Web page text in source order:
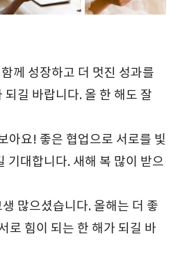
께 성장하고 더 멋진 성과를
되길 바랍니다. 올 한 해도 잘
아요! 좋은 협업으로 서로를 빛
기대합니다. 새해 복 많이 받으
많으셨습니다. 올해는 더 좋
로 힘이 되는 한 해가 되길 바